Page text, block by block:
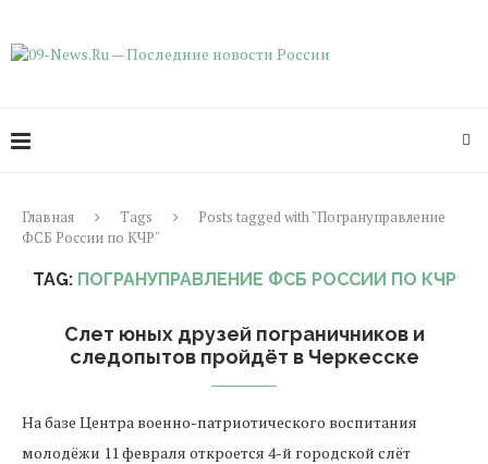
Главная Tags
Posts tagged with "Погрануправление
ФСБ России по КЧР"
TAG: ПОГРАНУПРАВЛЕНИЕ ФСБ РОССИИ ПО КЧР
Слет юных друзей пограничников и
следопытов пройдёт в Черкесске
На базе Центра военно-патриотического воспитания
молодёжи 11 февраля откроется 4-й городской слёт